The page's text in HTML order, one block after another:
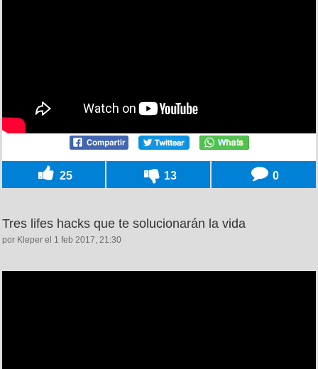
25 13 0
Tres lifes hacks que te solucionarán la vida
por Kleper el 1 feb 2017, 21:30